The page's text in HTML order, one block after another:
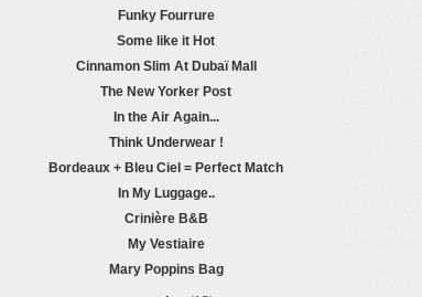
Funky Fourrure
Some like it Hot
Cinnamon Slim At Dubaï Mall
The New Yorker Post
In the Air Again...
Think Underwear !
Bordeaux + Bleu Ciel = Perfect Match
In My Luggage..
Crinière B&B
My Vestiaire
Mary Poppins Bag